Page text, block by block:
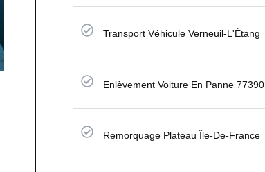
Transport Véhicule Verneuil-L'Étang
Enlèvement Voiture En Panne 77390
Remorquage Plateau Île-De-France